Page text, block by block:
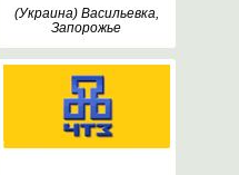
(Украина) Васильевка,
Запорожье